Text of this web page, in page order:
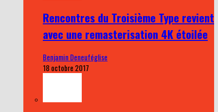
Rencontres du Troisième Type revient
avec une remasterisation 4K étoilée
Benjamin Deneuféglise
18 octobre 2017